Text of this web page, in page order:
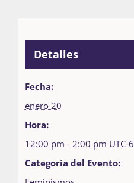
Detalles
Fecha:
enero 20
Hora:
12:00 pm - 2:00 pm UTC-6
Categoría del Evento: